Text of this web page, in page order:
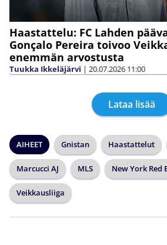
Haastattelu: FC Lahden
Gonçalo Pereira toivoo
enemmän arvostusta
Tuukka Ikkeläjärvi | 20.07.2026 11:00
Lataa lisää
AIHEET Gnistan Haastattelut
Marcucci AJ MLS New York Red
Veikkausliiga